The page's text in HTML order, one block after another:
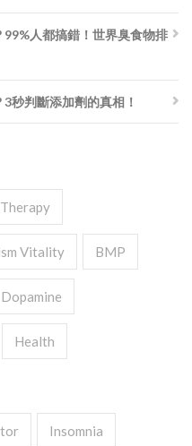
人都搞錯！世界臭食物排
秒判斷添加劑的真相！
Vitality BMP
Dopamine
Health
Insomnia